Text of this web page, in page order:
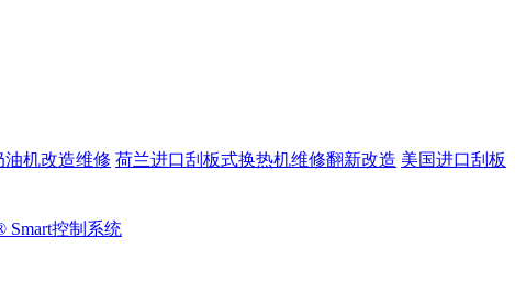
油机改造维修 荷兰进口刮板式换热机维修翻新改造 美国进口刮板
Smart控制系统